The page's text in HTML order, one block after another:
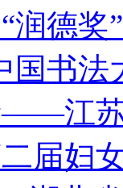
润德
国书
——江
届妇